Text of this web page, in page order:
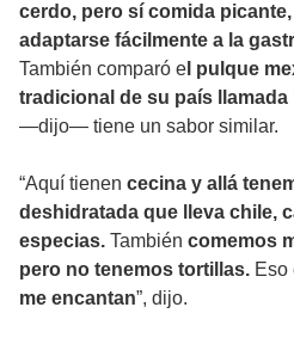
cerdo, pero sí comida
adaptarse fácilmente a la
También comparó e l pulque
tradicional de su país llamada
—dijo— tiene un sabor similar.
“Aquí tienen cecina y allá
deshidratada que lleva chile,
especias. También comemos
pero no tenemos tortillas. Eso
me encantan”, dijo.